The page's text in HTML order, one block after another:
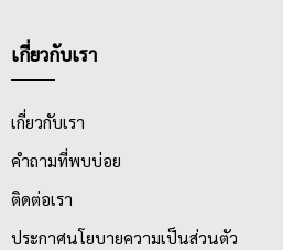
เกี่ยวกับเรา
เกี่ยวกับเรา
คำถามที่พบบ่อย
ติดต่อเรา
ประกาศนโยบายความเป็นส่วนตัว